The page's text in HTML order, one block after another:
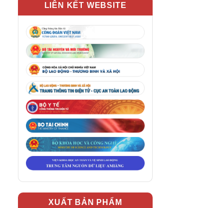
LIÊN KẾT WEBSITE
XUẤT BẢN PHẨM